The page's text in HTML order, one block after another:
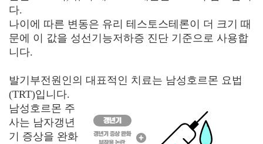
다.
나이에 따른 변동은 유리 테스토스테론이 더 크기 때
문에 이 값을 성선기능저하증 진단 기준으로 사용합
니다.
발기부전원인의 대표적인 치료는 남성호르몬 요법
(TRT)입니다.
남성호르몬 주
사는 남자갱년
기 증상을 완화